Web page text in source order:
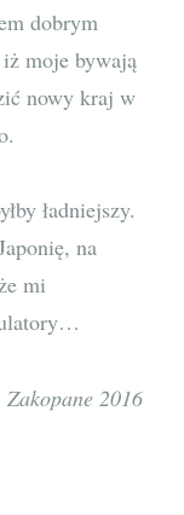
dobrym
moje bywają
nowy kraj w
ładniejszy.
na
mi
2016